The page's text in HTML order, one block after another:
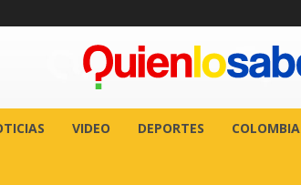
VIDEO DEPORTES COLOMBIA